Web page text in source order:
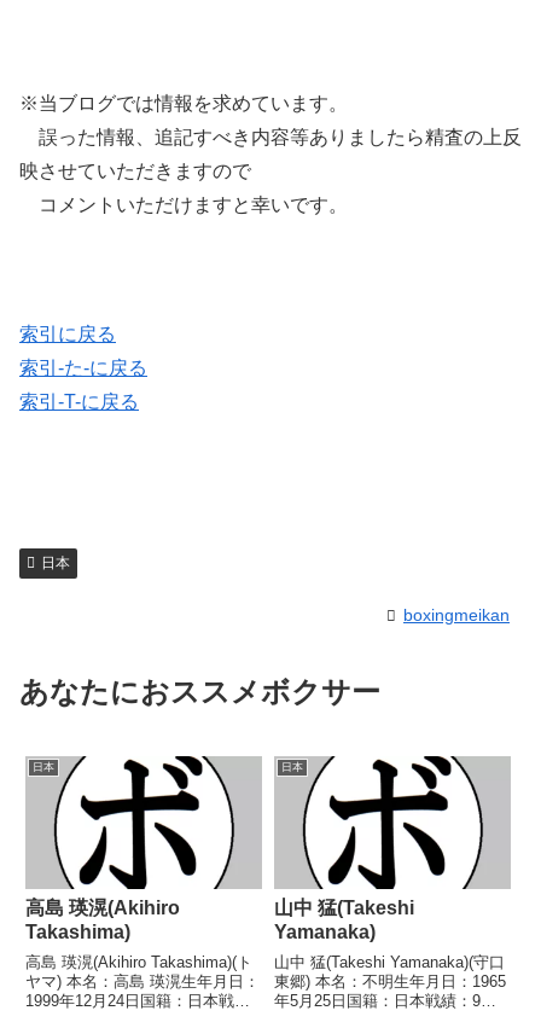
※当ブログでは情報を求めています。
誤った情報、追記すべき内容等ありましたら精査の上反
映させていただきますので
コメントいただけますと幸いです。
索引に戻る
索引-た-に戻る
索引-T-に戻る
日本
boxingmeikan
あなたにおススメボクサー
日本
高島 瑛滉(Akihiro
Takashima)
高島 瑛滉(Akihiro Takashima)(ト
ヤマ) 本名：高島 瑛滉生年月日：
1999年12月24日国籍：日本戦
日本
山中 猛(Takeshi
Yamanaka)
山中 猛(Takeshi Yamanaka)(守口
東郷) 本名：不明生年月日：1965
年5月25日国籍：日本戦績：9戦4